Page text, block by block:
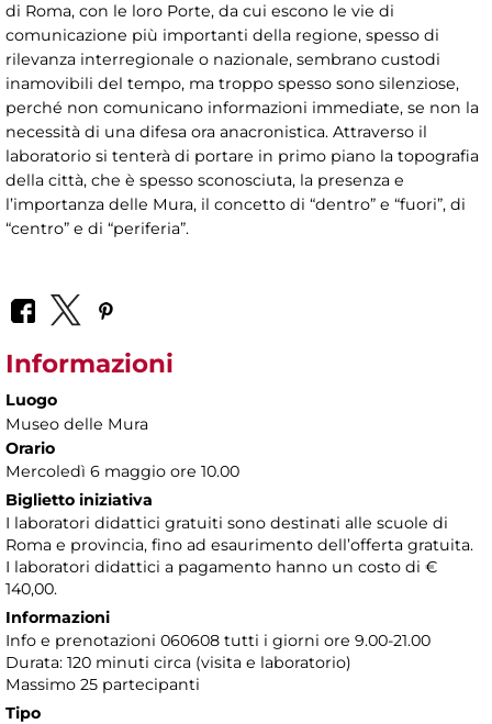
di Roma, con le loro Porte, da cui escono le vie di
comunicazione più importanti della regione, spesso di
rilevanza interregionale o nazionale, sembrano custodi
inamovibili del tempo, ma troppo spesso sono silenziose,
perché non comunicano informazioni immediate, se non la
necessità di una difesa ora anacronistica. Attraverso il
laboratorio si tenterà di portare in primo piano la topografia
della città, che è spesso sconosciuta, la presenza e
l’importanza delle Mura, il concetto di “dentro” e “fuori”, di
“centro” e di “periferia”.
Informazioni
Luogo
Museo delle Mura
Orario
Mercoledì 6 maggio ore 10.00
Biglietto iniziativa
I laboratori didattici gratuiti sono destinati alle scuole di
Roma e provincia, fino ad esaurimento dell’offerta gratuita.
I laboratori didattici a pagamento hanno un costo di €
140,00.
Informazioni
Info e prenotazioni 060608 tutti i giorni ore 9.00-21.00
Durata: 120 minuti circa (visita e laboratorio)
Massimo 25 partecipanti
Tipo